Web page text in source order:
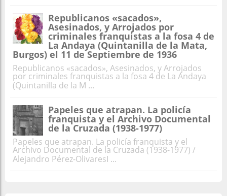
Republicanos «sacados»,
Asesinados, y Arrojados por
criminales franquistas a la fosa 4 de
La Andaya (Quintanilla de la Mata,
Burgos) el 11 de Septiembre de 1936
Republicanos «sacados», Asesinados, y Arrojados
por criminales franquistas a la fosa 4 de La Andaya
(Quintanilla de la M ...
Papeles que atrapan. La policía
franquista y el Archivo Documental
de la Cruzada (1938-1977)
Papeles que atrapan. La policía franquista y el
Archivo Documental de la Cruzada (1938-1977) /
Alejandro Pérez-OlivaresI ...